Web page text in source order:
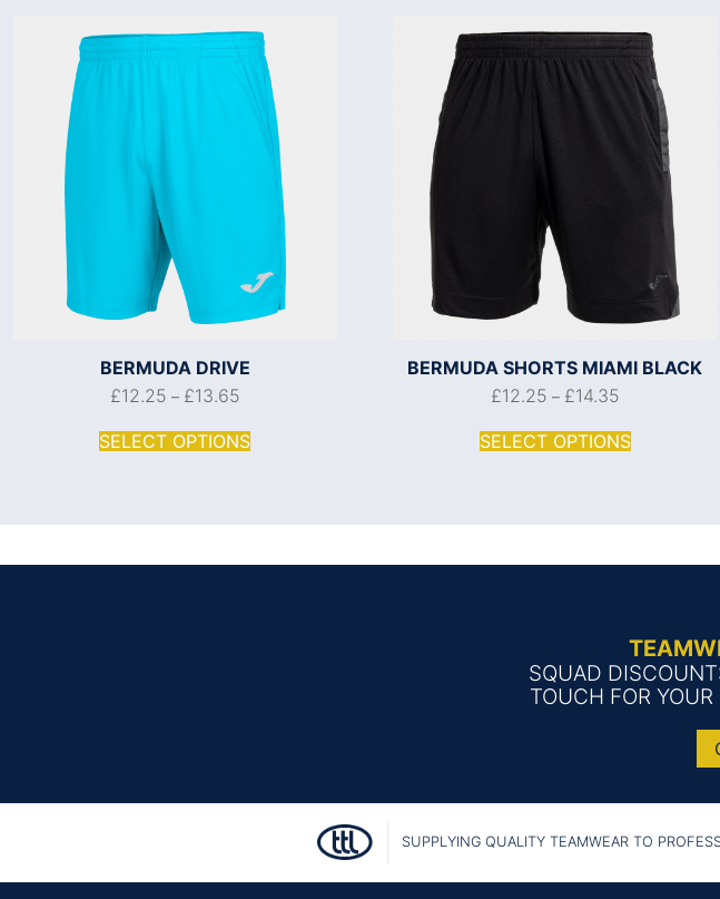
BERMUDA DRIVE
£12.25 – £13.65
SELECT OPTIONS
BERMUDA SHORTS MIAMI BLACK
£12.25 – £14.35
SELECT OPTIONS
SQUAD
TOUCH FOR
SUPPLYING QUALITY TEAMWEAR TO